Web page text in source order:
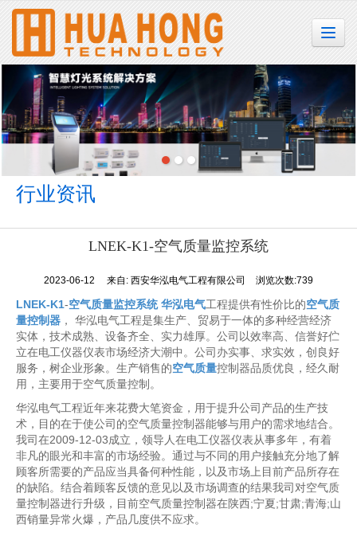
很遗憾，因您的浏览器版本过低导致无法获得最佳浏览体验，推荐下载安装谷歌浏览器！
行业资讯
LNEK-K1-空气质量监控系统
2023-06-12 来自: 西安华泓电气工程有限公司 浏览次数:739
LNEK-K1-空气质量监控系统 华泓电气工程提供有性价比的空气质
量控制器 ， 华泓电气工程是集生产、贸易于一体的多种经营经济
实体，技术成熟、设备齐全、实力雄厚。公司以效率高、信誉好伫
立在电工仪器仪表市场经济大潮中。公司办实事、求实效，创良好
服务，树企业形象。生产销售的空气质量控制器品质优良，经久耐
用，主要用于空气质量控制。
华泓电气工程近年来花费大笔资金，用于提升公司产品的生产技
术，目的在于使公司的空气质量控制器能够与用户的需求地结合。
我司在2009-12-03成立，领导人在电工仪器仪表从事多年，有着
非凡的眼光和丰富的市场经验。通过与不同的用户接触充分地了解
顾客所需要的产品应当具备何种性能，以及市场上目前产品所存在
的缺陷。结合着顾客反馈的意见以及市场调查的结果我司对空气质
量控制器进行升级，目前空气质量控制器在陕西;宁夏;甘肃;青海;山
西销量异常火爆，产品几度供不应求。